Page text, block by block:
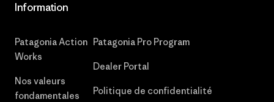
Information
Patagonia Action
Works
Nos valeurs
fondamentales
Patagonia Pro Program
Dealer Portal
Politique de confidentialité